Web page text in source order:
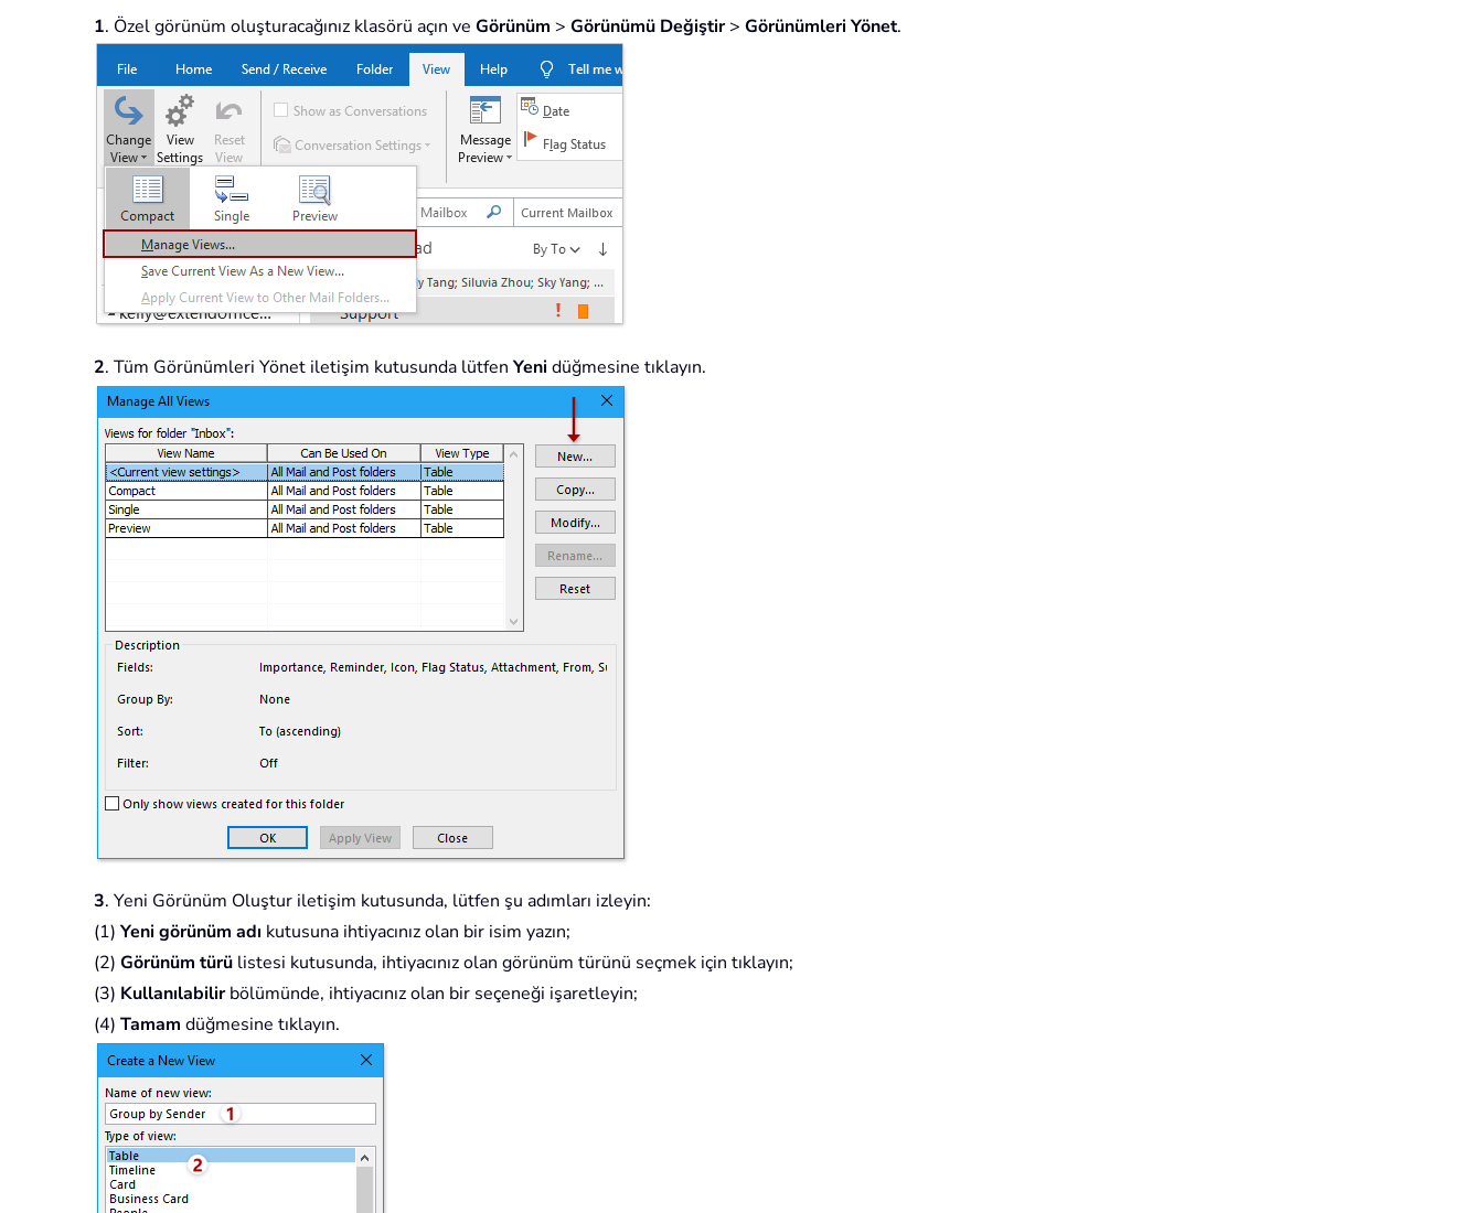
1. Özel görünüm oluşturacağınız klasörü açın ve Görünüm > Görünümü Değiştir> Görünümleri Yönet.
2. Tüm Görünümleri Yönet iletişim kutusunda lütfen Yeni düğmesine tıklayın.
3. Yeni Görünüm Oluştur iletişim kutusunda, lütfen şu adımları izleyin:
(1) Yeni görünüm adı kutusuna ihtiyacınız olan bir isim yazın;
(2) Görünüm türü listesi kutusunda, ihtiyacınız olan görünüm türünü seçmek için tıklayın;
(3) Kullanılabilirbölümünde, ihtiyacınız olan bir seçeneği işaretleyin;
(4) Tamam düğmesine tıklayın.